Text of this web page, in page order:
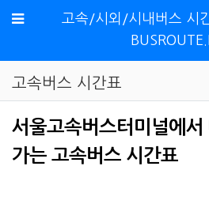
메뉴
고속/시외/시내버스 시
고속버스 시간표
서울고속버스터미널에
가는 고속버스 시간표